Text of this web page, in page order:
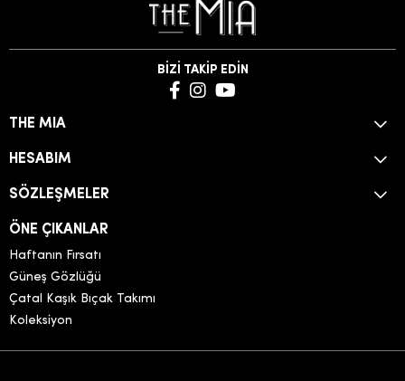
BİZİ TAKİP EDİN
THE MIA
HESABIM
SÖZLEŞMELER
ÖNE ÇIKANLAR
Haftanın Fırsatı
Güneş Gözlüğü
Çatal Kaşık Bıçak Takımı
Koleksiyon